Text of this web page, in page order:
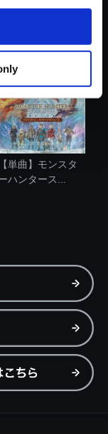
【単曲】モンスタ
ハンタース...